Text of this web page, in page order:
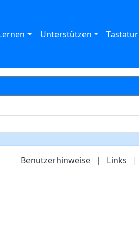
Unterstützen Tastatur
Benutzerhinweise | Links |